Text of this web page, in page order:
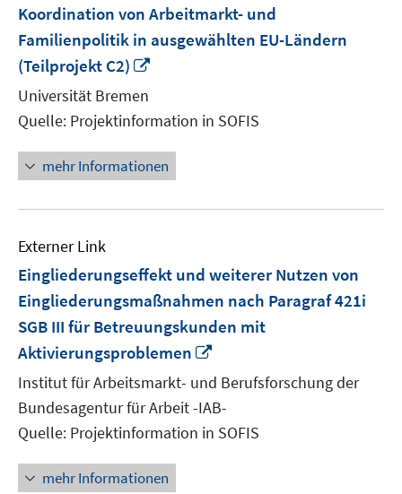
Koordination von Arbeitmarkt- und
Familienpolitik in ausgewählten EU-Ländern
(Teilprojekt C2)
öffnen
Universität Bremen
Quelle: Projektinformation in SOFIS
mehr Informationen
Externer Link
Eingliederungseffekt und weiterer Nutzen von
Eingliederungsmaßnahmen nach Paragraf 421i
SGB III für Betreuungskunden mit
Aktivierungsproblemen
neuem
Fenster
öffnen
Institut für Arbeitsmarkt- und Berufsforschung der
Bundesagentur für Arbeit -IAB-
Quelle: Projektinformation in SOFIS
mehr Informationen